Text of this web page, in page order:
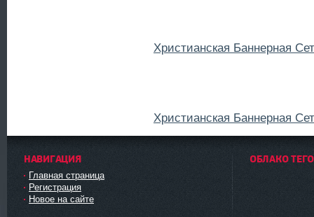
Христианская Баннерная
Христианская Баннерная
НАВИГАЦИЯ
Главная страница
Регистрация
Новое на сайте
ОБЛАКО